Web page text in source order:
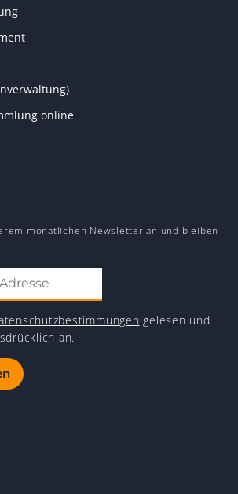
online
monatlichen Newsletter an und bleiben
gelesen und
an.